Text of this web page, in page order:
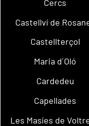
Cercs
Castellví de
Castellterçol
Maria d´Oló
Cardedeu
Capellades
Les Masíes de